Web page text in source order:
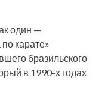
один —
карате»
бразильского
в 1990-х годах